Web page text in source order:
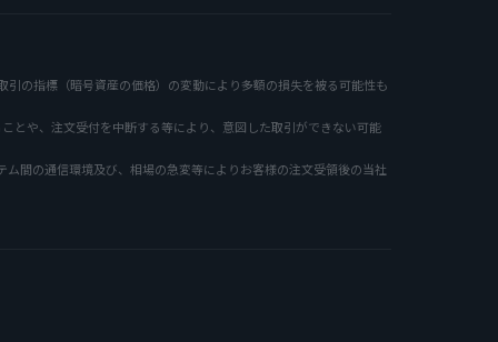
の指標（暗号資産の価格）の変動により多額の損失を被る可能性も
とや、注文受付を中断する等により、意図した取引ができない可能
間の通信環境及び、相場の急変等によりお客様の注文受領後の当社